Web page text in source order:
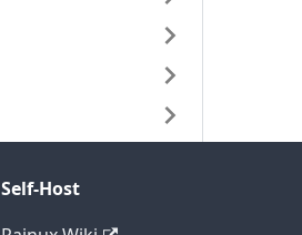
Self-Host